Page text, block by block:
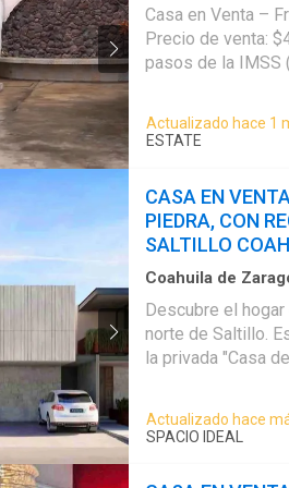
Casa en Venta –
Precio de venta: $4,200,000
pasos de la IMSS
Distribución: Planta Baja: * Cochera para 2 autos *
Sala * Comedor
Medio baño de visitas *
Estancia *
closet y baño
1 baño completo
adicionales: * Ubicación céntrica * Espacios amplios
y funcionales *
Actualizado hace 1
ESTATE
CASA EN
PIEDRA, CON
SALTILLO
Coahuila de
acondicionado·
·Cocina equipada ·
de Limpieza·
Descubre el
norte de Saltillo.
la privada "Casa
ubicación
Aquí te comparto
Actualizado hace
SPACIO IDEAL